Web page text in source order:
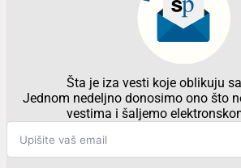
Šta je iza vesti koje oblikuju
Jednom nedeljno donosimo ono što
vestima i šaljemo